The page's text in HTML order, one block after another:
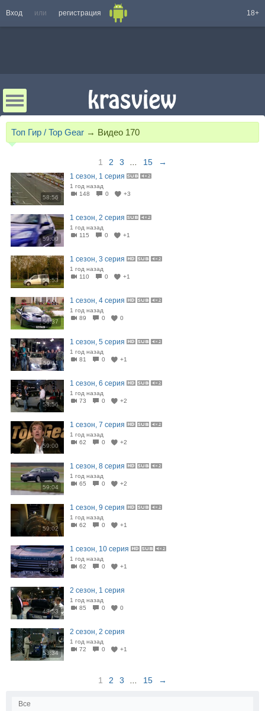
Вход или регистрация 18+
Топ Гир / Top Gear → Видео 170
1 2 3 15 →
58:56
1 сезон, 1 серия
1 год назад
148
0 +3
59:00
1 сезон, 2 серия
1 год назад
115
0 +1
58:53
1 сезон, 3 серия
1 год назад
110
0 +1
56:37
1 сезон, 4 серия
1 год назад
89
0 0
59:11
1 сезон, 5 серия
1 год назад
81
0 +1
58:56
1 сезон, 6 серия
1 год назад
73
0 +2
59:00
1 сезон, 7 серия
1 год назад
62
0 +2
59:04
1 сезон, 8 серия
1 год назад
65
0 +2
59:02
1 сезон, 9 серия
1 год назад
62
0 +1
58:58
1 сезон, 10 серия
1 год назад
62
0 +1
48:53
2 сезон, 1 серия
1 год назад
85
0 0
53:34
2 сезон, 2 серия
1 год назад
72
0 +1
1 2 3 15 →
Все